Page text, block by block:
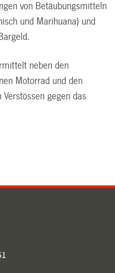
von Betäubungsmitteln
und Marihuana) und
neben den
Motorrad und den
Verstössen gegen das